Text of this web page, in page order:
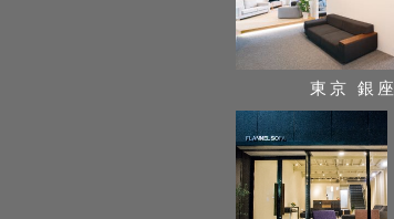
東京 銀座